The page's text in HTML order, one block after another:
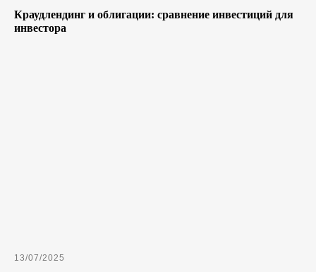
Краудлендинг и облигации: сравнение инвестиций для
инвестора
13/07/2025